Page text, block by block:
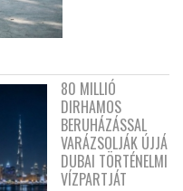
80 MILLIÓ
DIRHAMOS
BERUHÁZÁSSAL
VARÁZSOLJÁK ÚJJÁ
DUBAI TÖRTÉNELMI
VÍZPARTJÁT